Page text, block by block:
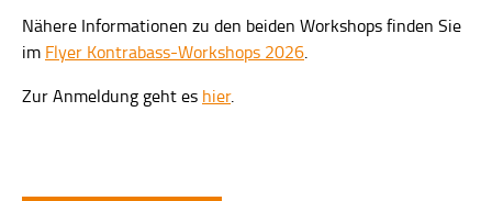
Nähere Informationen zu den beiden Workshops finden Sie
im Flyer Kontrabass-Workshops 2026.
Zur Anmeldung geht es hier.